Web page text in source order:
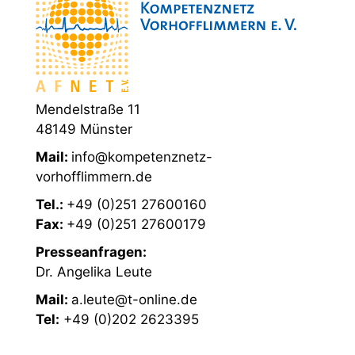
Mendelstraße 11
48149 Münster
Mail: info@kompetenznetz-
vorhofflimmern.de
Tel.: +49 (0)251 27600160
Fax: +49 (0)251 27600179
Presseanfragen:
Dr. Angelika Leute
Mail: a.leute@t-online.de
Tel: +49 (0)202 2623395